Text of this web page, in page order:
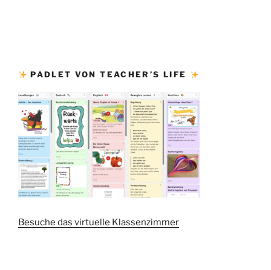
PADLET VON TEACHER’S LIFE
Besuche das virtuelle Klassenzimmer